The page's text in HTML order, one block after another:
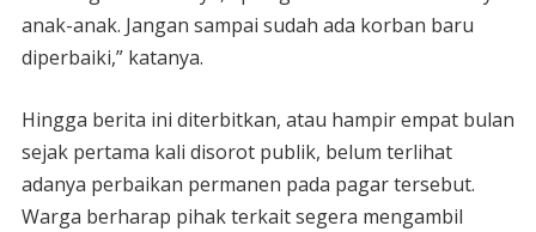
anak-anak. Jangan sampai sudah ada korban baru
diperbaiki,” katanya.
Hingga berita ini diterbitkan, atau hampir empat bulan
sejak pertama kali disorot publik, belum terlihat
adanya perbaikan permanen pada pagar tersebut.
Warga berharap pihak terkait segera mengambil